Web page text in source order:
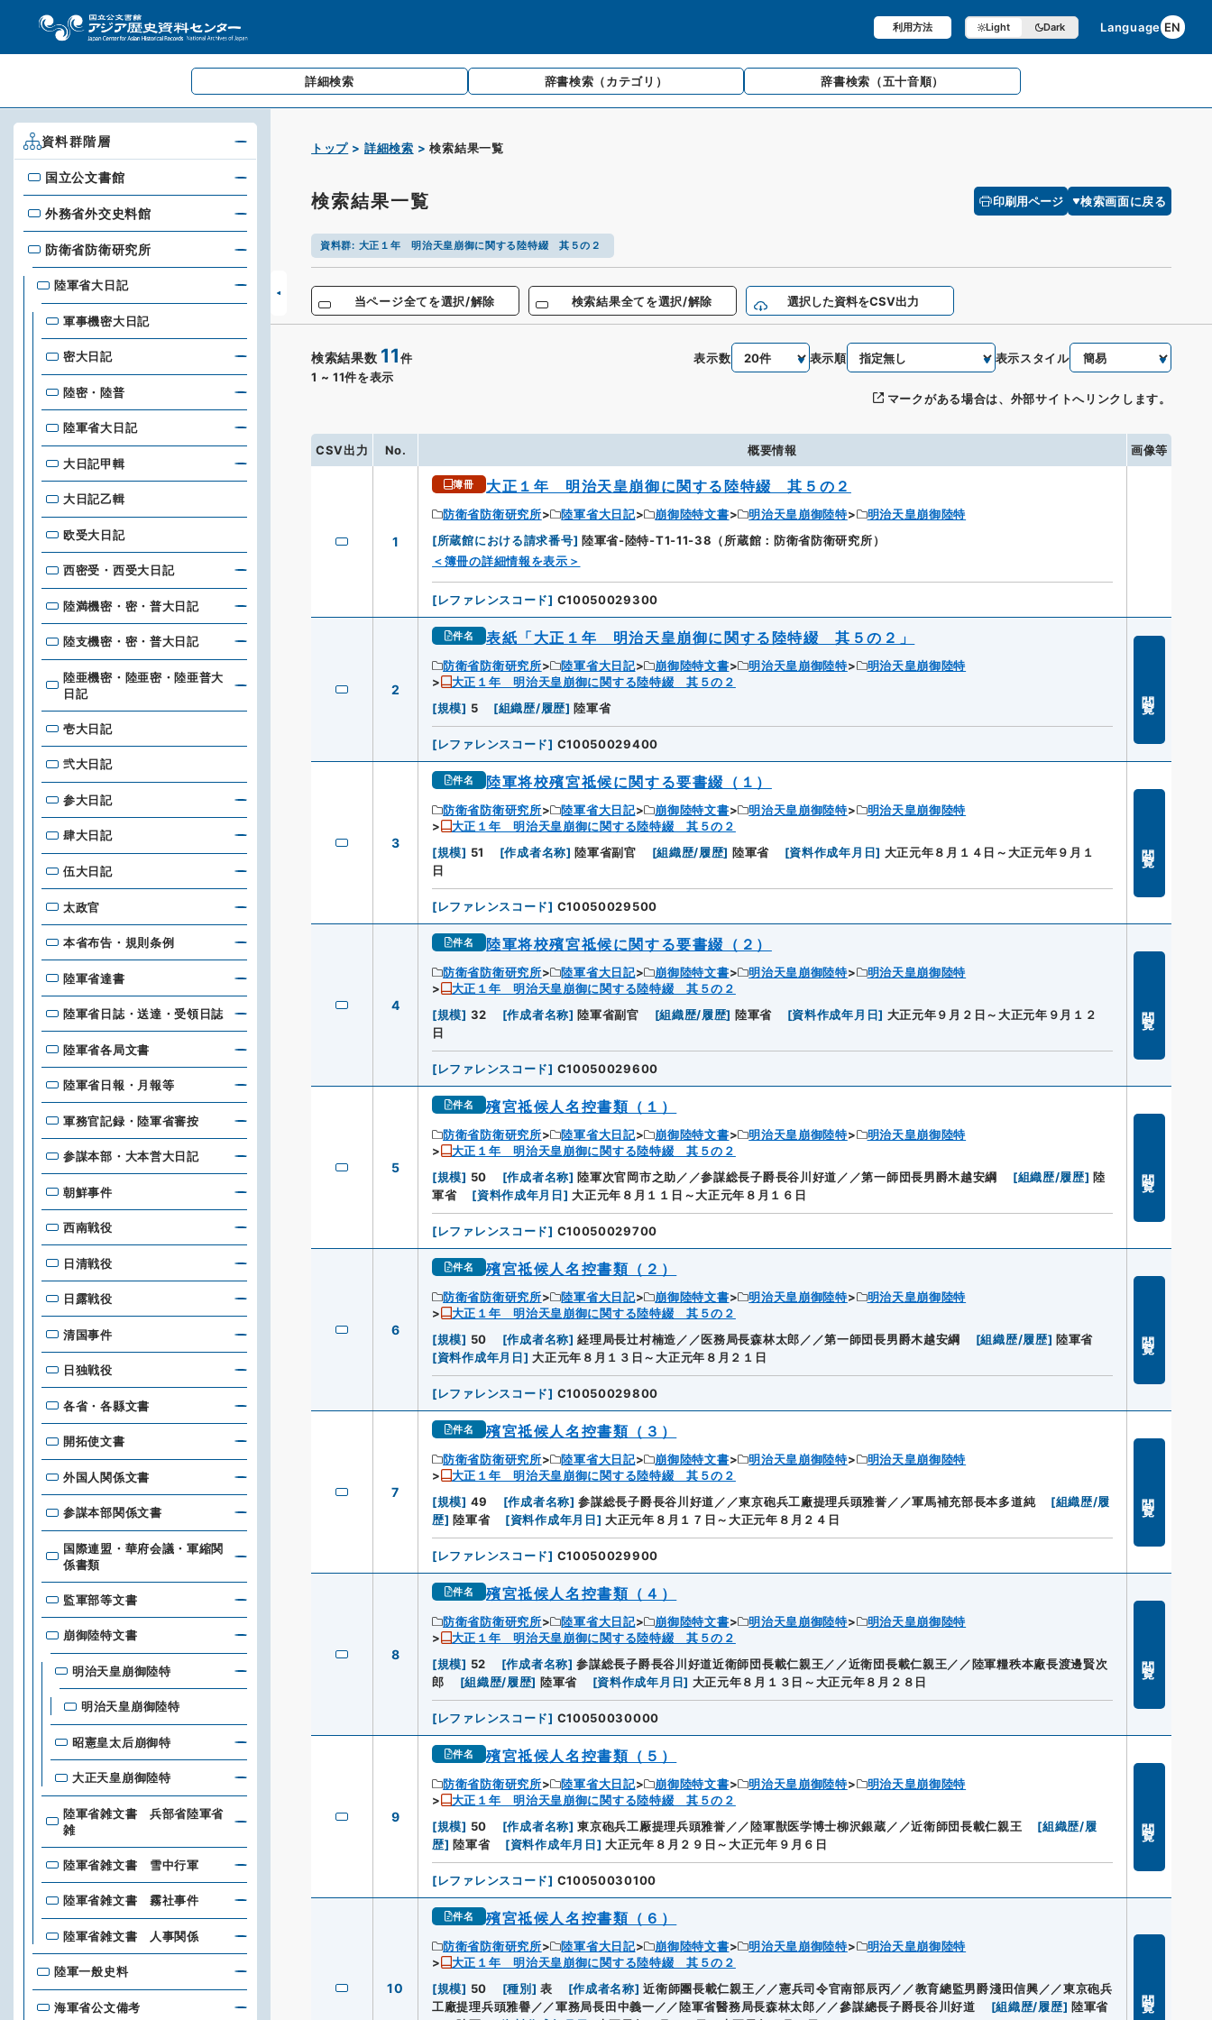
利用方法 Light Dark Language EN
詳細検索 辞書検索 （カテゴリ） 辞書検索 （五十音順）
トップ 詳細検索 検索結果一覧
検索結果一覧 印刷用ページ 検索画面に戻る
資料群: 大正１年 明治天皇崩御に関する陸特綴 其５の２
当ページ全てを選択/解除 検索結果全てを選択/解除 選択した資料をCSV出力
検索結果数 11件
1 ~ 11件を表示
表示数 表示順 表示スタイル
マークがある場合は、外部サイトへリンクします。
CSV出力 No. 概要情報 画像等
1
簿冊 大正１年 明治天皇崩御に関する陸特綴 其５の２
防衛省防衛研究所 陸軍省大日記 崩御陸特文書 明治天皇崩御陸特
明治天皇崩御陸特
[所蔵館における請求番号] 陸軍省-陸特-T1-11-38（所蔵館：防衛省防衛研究所）
＜簿冊の詳細情報を表示＞
[レファレンスコード] C10050029300
2
件名 表紙「大正１年 明治天皇崩御に関する陸特綴 其５の２」
防衛省防衛研究所 陸軍省大日記 崩御陸特文書 明治天皇崩御陸特
明治天皇崩御陸特
大正１年 明治天皇崩御に関する陸特綴 其５の２
[規模] 5 [組織歴/履歴] 陸軍省
[レファレンスコード] C10050029400
3
件名 陸軍将校殯宮祗候に関する要書綴（１）
防衛省防衛研究所 陸軍省大日記 崩御陸特文書 明治天皇崩御陸特
明治天皇崩御陸特
大正１年 明治天皇崩御に関する陸特綴 其５の２
[規模] 51 [作成者名称] 陸軍省副官 [組織歴/履歴] 陸軍省 [資料作成年月日] 大正元年８月１４日～大正元年９月１
日
[レファレンスコード] C10050029500
4
件名 陸軍将校殯宮祗候に関する要書綴（２）
防衛省防衛研究所 陸軍省大日記 崩御陸特文書 明治天皇崩御陸特
明治天皇崩御陸特
大正１年 明治天皇崩御に関する陸特綴 其５の２
[規模] 32 [作成者名称] 陸軍省副官 [組織歴/履歴] 陸軍省 [資料作成年月日] 大正元年９月２日～大正元年９月１２
日
[レファレンスコード] C10050029600
5
件名 殯宮祗候人名控書類（１）
防衛省防衛研究所 陸軍省大日記 崩御陸特文書 明治天皇崩御陸特
明治天皇崩御陸特
大正１年 明治天皇崩御に関する陸特綴 其５の２
[規模] 50 [作成者名称] 陸軍次官岡市之助／／参謀総長子爵長谷川好道／／第一師団長男爵木越安綱 [組織歴/履歴] 陸
軍省
[資料作成年月日] 大正元年８月１１日～大正元年８月１６日
[レファレンスコード] C10050029700
6
件名 殯宮祗候人名控書類（２）
防衛省防衛研究所 陸軍省大日記 崩御陸特文書 明治天皇崩御陸特
明治天皇崩御陸特
大正１年 明治天皇崩御に関する陸特綴 其５の２
[規模] 50 [作成者名称] 経理局長辻村楠造／／医務局長森林太郎／／第一師団長男爵木越安綱 [組織歴/履歴] 陸軍省
[資料作成年月日] 大正元年８月１３日～大正元年８月２１日
[レファレンスコード] C10050029800
7
件名 殯宮祗候人名控書類（３）
防衛省防衛研究所 陸軍省大日記 崩御陸特文書 明治天皇崩御陸特
明治天皇崩御陸特
大正１年 明治天皇崩御に関する陸特綴 其５の２
[規模] 49 [作成者名称] 参謀総長子爵長谷川好道／／東京砲兵工廠提理兵頭雅誉／／軍馬補充部長本多道純 [組織歴/履
歴] 陸軍省 [資料作成年月日] 大正元年８月１７日～大正元年８月２４日
[レファレンスコード] C10050029900
8
件名 殯宮祗候人名控書類（４）
防衛省防衛研究所 陸軍省大日記 崩御陸特文書 明治天皇崩御陸特
明治天皇崩御陸特
大正１年 明治天皇崩御に関する陸特綴 其５の２
[規模] 52 [作成者名称] 参謀総長子爵長谷川好道近衛師団長載仁親王／／近衛団長載仁親王／／陸軍糧秩本廠長渡邊賢次
郎
[組織歴/履歴] 陸軍省 [資料作成年月日] 大正元年８月１３日～大正元年８月２８日
[レファレンスコード] C10050030000
9
件名 殯宮祗候人名控書類（５）
防衛省防衛研究所 陸軍省大日記 崩御陸特文書 明治天皇崩御陸特
明治天皇崩御陸特
大正１年 明治天皇崩御に関する陸特綴 其５の２
[規模] 50 [作成者名称] 東京砲兵工厰提理兵頭雅誉／／陸軍獣医学博士柳沢銀蔵／／近衛師団長載仁親王 [組織歴/履
歴] 陸軍省 [資料作成年月日] 大正元年８月２９日～大正元年９月６日
[レファレンスコード] C10050030100
10
件名 殯宮祗候人名控書類（６）
防衛省防衛研究所 陸軍省大日記 崩御陸特文書 明治天皇崩御陸特
明治天皇崩御陸特
大正１年 明治天皇崩御に関する陸特綴 其５の２
[規模] 50 [種別 ] 表 [作成者名称] 近衛師團長載仁親王／／憲兵司令官南部辰丙／／教育總監男爵淺田信興／／東京砲兵
工廠提理兵頭雅譽／／軍務局長田中義一／／陸軍省醫務局長森林太郎／／參謀總長子爵長谷川好道
[組織歴/履歴] 陸軍省
資料群階層
国立公文書館
国立公文書館
外務省外交史料館
外務省外交史料館
防衛省防衛研究所
防衛省防衛研究所
陸軍省大日記
軍事機密大日記
密大日記
陸密・陸普
陸軍省大日記
大日記甲輯
大日記乙輯
欧受大日記
西密受・西受大日記
陸満機密・密・普大日記
陸支機密・密・普大日記
陸亜機密・陸亜密・陸亜普大
日記
壱大日記
弐大日記
参大日記
肆大日記
伍大日記
太政官
本省布告・規則条例
陸軍省達書
陸軍省日誌・送達・受領日誌
陸軍省各局文書
陸軍省日報・月報等
軍務官記録・陸軍省審按
参謀本部・大本営大日記
朝鮮事件
西南戦役
日清戦役
日露戦役
清国事件
日独戦役
各省・各縣文書
開拓使文書
外国人関係文書
参謀本部関係文書
国際連盟・華府会議・軍縮関
係書類
監軍部等文書
崩御陸特文書
明治天皇崩御陸特
明治天皇崩御陸特
昭憲皇太后崩御特
大正天皇崩御陸特
陸軍省雑文書 兵部省陸軍省
雑
陸軍省雑文書 雪中行軍
陸軍省雑文書 霧社事件
陸軍省雑文書 人事関係
陸軍一般史料
海軍省公文備考